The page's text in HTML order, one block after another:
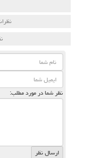
نظر شما در مورد مطلب: